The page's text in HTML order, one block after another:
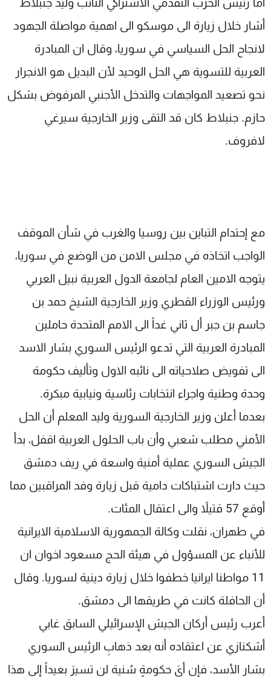
أشار خلال زيارة الى موسكو الى اهمية مواصلة الجهود
لانجاح الحل السياسي في سوريا، وقال ان المبادرة
العربية للتسوية هي الحل الوحيد لأن البديل هو الانجرار
نحو تصعيد المواجهات والتدخل الأجنبي المرفوض بشكل
حازم. جنبلاط كان قد التقى وزير الخارجية سيرغي
لافروف.
مع إحتدام التباين بين روسيا والغرب في شأن الموقف
الواجب اتخاذه في مجلس الامن من الوضع في سوريا،
يتوجه الامين العام لجامعة الدول العربية نبيل العربي
ورئيس الوزراء القطري وزير الخارجية الشيخ حمد بن
جاسم بن جبر أل ثاني غداً الى الامم المتحدة حاملين
المبادرة العربية التي تدعو الرئيس السوري بشار الاسد
الى تفويض صلاحياته الى نائبه الاول وتأليف حكومة
وحدة وطنية واجراء انتخابات رئاسية ونيابية مبكرة.
بعدما أعلن وزير الخارجية السورية وليد المعلم أن الحل
الأمني مطلب شعبي وأن باب الحلول العربية اقفل، بدأ
الجيش السوري عملية أمنية واسعة في ريف دمشق
حيث دارت اشتباكات دامية قبل زيارة وفد المراقبين مما
أوقع 57 قتيلاً والى اعتقال المئات.
في طهران، نقلت وكالة الجمهورية الاسلامية الايرانية
للأنباء عن المسؤول في هيئة الحج مسعود اخوان ان
11 مواطنا ايرانيا خطفوا خلال زيارة دينية لسوريا. وقال
أن الحافلة كانت في طريقها الى دمشق.
أعرب رئيس أركان الجيش الإسرائيلي السابق غابي
أشكنازي عن اعتقاده أنه بعد ذهابِ الرئيس السوري
بشار الأسد، فإن أيَ حكومةٍ سُنية لن تسيرَ بعيداً إلى هذا